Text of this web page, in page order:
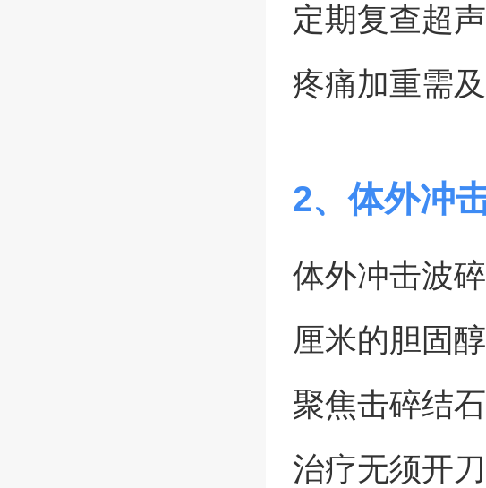
定期复查超
疼痛加重需
2、体外冲
体外冲击波
厘米的胆固
聚焦击碎结
治疗无须开